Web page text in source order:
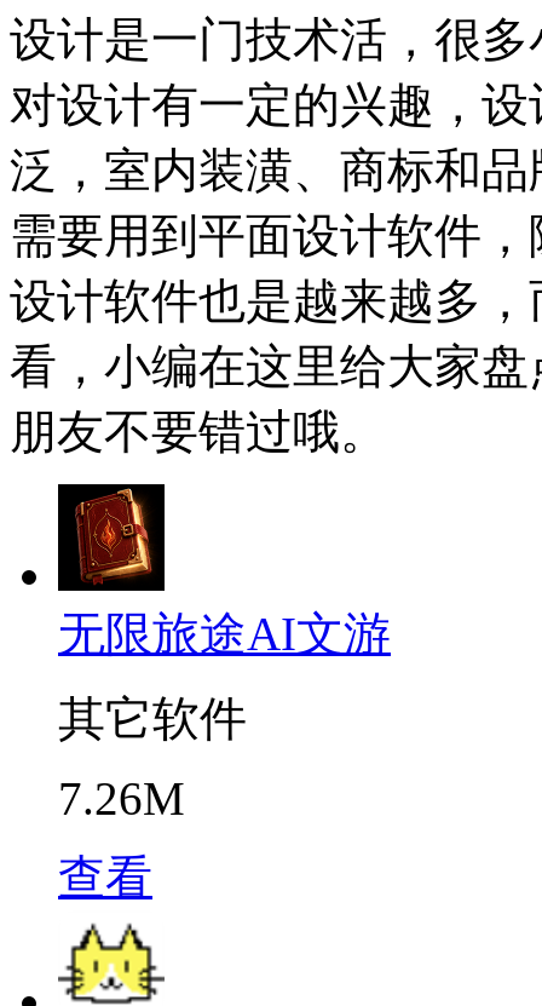
设计是一门技术活，很
对设计有一定的兴趣，
泛，室内装潢、商标和
需要用到平面设计软件
设计软件也是越来越多
看，小编在这里给大家
朋友不要错过哦。
无限旅途AI文游
其它软件
7.26M
查看